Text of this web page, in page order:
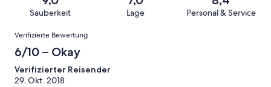
Hervorragend
Gut
Bewertung
Okay
von
Schlecht
Gästebewertungen
haben
eine
von
Sauberkeit Lage Personal & Service
Bewertungen
Verifizierte Bewertung
6/10 – Okay
Verifizierter Reisender
29. Okt. 2018